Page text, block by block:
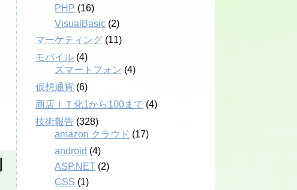
PHP (16)
VisualBasic (2)
マーケティング (11)
モバイル (4)
スマートフォン (4)
仮想通貨 (6)
商店ＩＴ化1から100まで (4)
技術報告 (328)
amazon クラウド (17)
android (4)
ASP.NET (2)
CSS (1)